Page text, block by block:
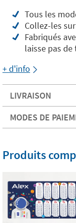
Tous les
Collez-les
Fabriqués
laisse pas de
+ d'info
LIVRAISON
MODES DE
Produits